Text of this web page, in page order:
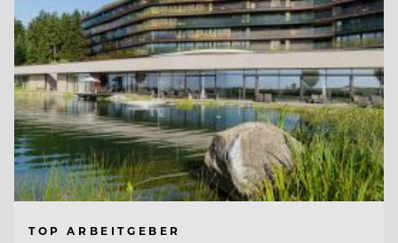
TOP ARBEITGEBER